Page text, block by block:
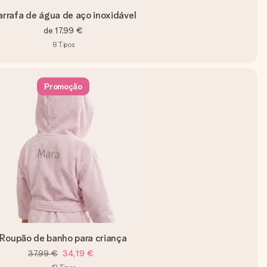
de água de aço inoxidável
de 17,99 €
8 Tipos
Promoção
Roupão de banho para criança
37,99 € 34,19 €